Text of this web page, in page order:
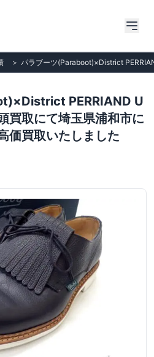
＞ パラブーツ(Paraboot)×District
PERRIAND U
買取にて埼玉県浦和市に
価買取いたしました